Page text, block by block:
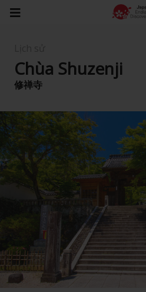
Chùa Shuzenji
修禅寺